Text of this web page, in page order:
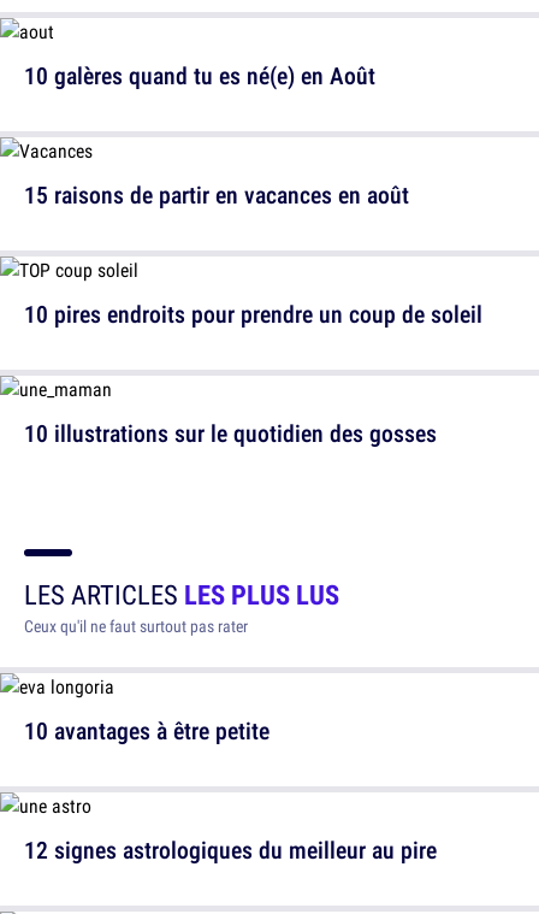
10 galères quand tu es né(e) en Août
10 pires endroits pour prendre un coup de soleil
15 raisons de partir en vacances en août
10 illustrations sur le quotidien des gosses
LES ARTICLES LES PLUS LUS
Ceux qu'il ne faut surtout pas rater
10 avantages à être petite
12 signes astrologiques du meilleur au pire